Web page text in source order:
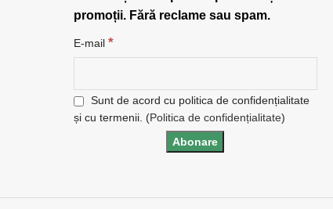
promoții. Fără reclame sau spam.
E-mail *
Sunt de acord cu politica de confidențialitate
și cu termenii. (Politica de confidențialitate)